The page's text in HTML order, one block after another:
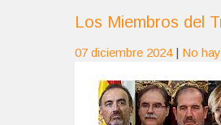
Los Miembros del
07 diciembre 2024 | No